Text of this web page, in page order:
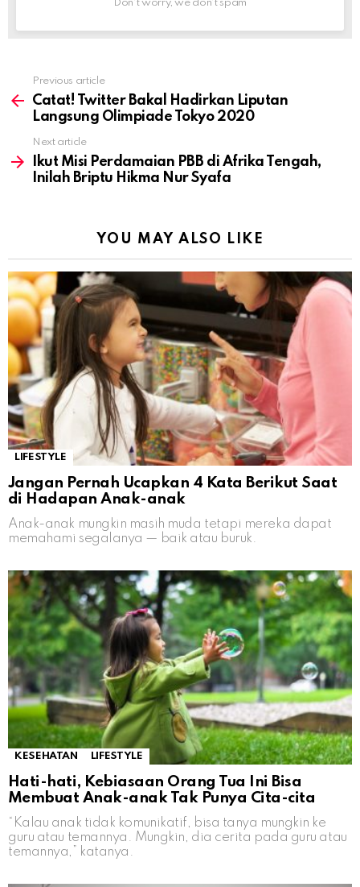
Don't worry, we don't spam
more
Previous article
Catat! Twitter Bakal Hadirkan Liputan
Langsung Olimpiade Tokyo 2020
Next article
Ikut Misi Perdamaian PBB di Afrika Tengah,
Inilah Briptu Hikma Nur Syafa
YOU MAY ALSO LIKE
LIFESTYLE
Jangan Pernah Ucapkan 4 Kata Berikut Saat
di Hadapan Anak-anak
Anak-anak mungkin masih muda tetapi mereka dapat
memahami segalanya — baik atau buruk.
KESEHATAN LIFESTYLE
Hati-hati, Kebiasaan Orang Tua Ini Bisa
Membuat Anak-anak Tak Punya Cita-cita
“Kalau anak tidak komunikatif, bisa tanya mungkin ke
guru atau temannya. Mungkin, dia cerita pada guru atau
temannya,” katanya.